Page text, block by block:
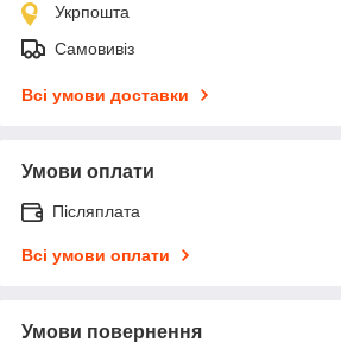
Укрпошта
Самовивіз
Всі умови доставки
Умови оплати
Післяплата
Всі умови оплати
Умови повернення